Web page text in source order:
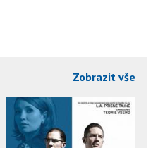
Zobrazit vše